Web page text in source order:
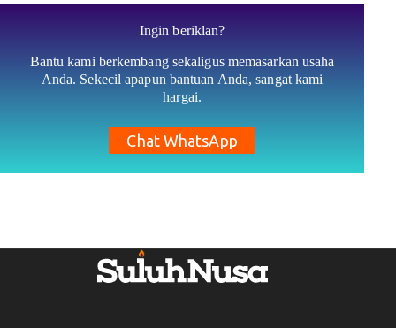
Ingin beriklan?
Bantu kami berkembang sekaligus memasarkan usaha
Anda. Sekecil apapun bantuan Anda, sangat kami
hargai.
Chat WhatsApp